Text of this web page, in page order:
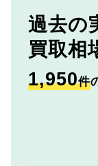
過去の
買取相
1,950件